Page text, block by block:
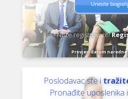
Unesite
Niste registrovani?
Provjeri datum naredne
Poslodavac ste i
Pronađite uposlenika